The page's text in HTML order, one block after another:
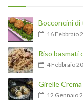
Bocconcini di
16 Febbraio
Riso basmati
4 Febbraio
Girelle
12 Gennaio